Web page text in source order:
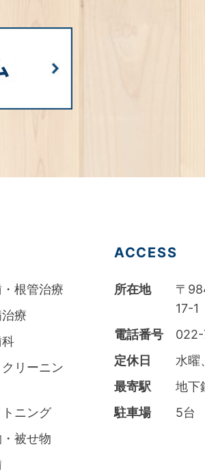
根管治療
療
リーニン
ニング
被せ物
ACCESS
所在地 〒
17-1
電話番号
定休日
水曜
最寄駅
地下
駐車場
5台